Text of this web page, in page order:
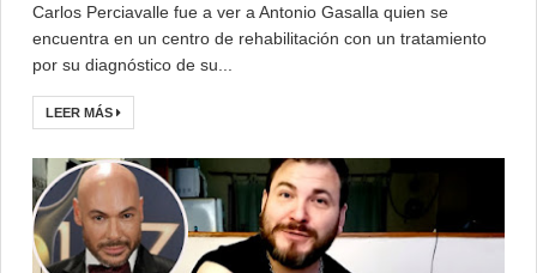
Carlos Perciavalle fue a ver a Antonio Gasalla quien se
encuentra en un centro de rehabilitación con un tratamiento
por su diagnóstico de su...
LEER MÁS